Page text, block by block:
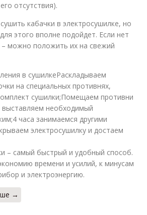
отсутствия).
кабачки в электросушилке, но
этого вполне подойдет. Если нет
– можно положить их на свежий
в сушилкеРаскладываем
на специальных противнях,
сушилки;Помещаем противни
выставляем необходимый
часа занимаемся другими
электросушилку и достаем
– самый быстрый и удобный способ.
времени и усилий, к минусам
и электроэнергию.
→